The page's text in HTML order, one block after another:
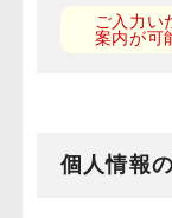
ご入力い
案内が可
個人情報